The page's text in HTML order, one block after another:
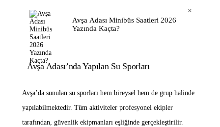
Avşa Adası Minibüs Saatleri 2026
Yazında Kaçta?
×
Avşa Adası’nda Yapılan Su Sporları
Avşa’da sunulan su sporları hem bireysel hem de grup halinde
yapılabilmektedir. Tüm aktiviteler profesyonel ekipler
tarafından, güvenlik ekipmanları eşliğinde gerçekleştirilir.